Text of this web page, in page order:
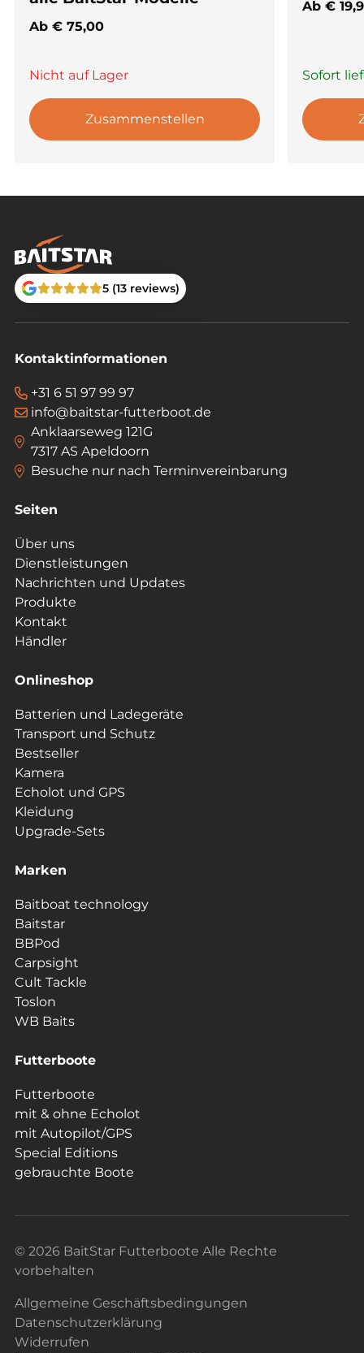
Ab € 75,00
Nicht auf Lager
Zusammenstellen
Ab €
Sofort
5 (13 reviews)
Kontaktinformationen
+31 6 51 97 99 97
info@baitstar-futterboot.de
Anklaarseweg 121G
7317 AS Apeldoorn
Besuche nur nach Terminvereinbarung
Seiten
Über uns
Dienstleistungen
Nachrichten und Updates
Produkte
Kontakt
Händler
Onlineshop
Batterien und Ladegeräte
Transport und Schutz
Bestseller
Kamera
Echolot und GPS
Kleidung
Upgrade-Sets
Marken
Baitboat technology
Baitstar
BBPod
Carpsight
Cult Tackle
Toslon
WB Baits
Futterboote
Futterboote
mit & ohne Echolot
mit Autopilot/GPS
Special Editions
gebrauchte Boote
© 2026 BaitStar Futterboote Alle Rechte
vorbehalten
Allgemeine Geschäftsbedingungen
Datenschutzerklärung
Widerrufen